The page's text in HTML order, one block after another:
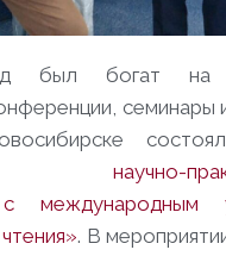
был богат на
семинары
научно-
международным
. В